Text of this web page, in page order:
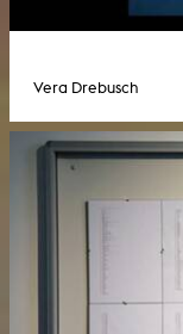
Vera Drebusch